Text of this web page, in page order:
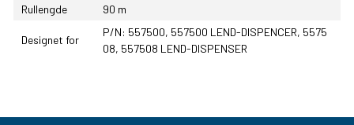
Rullengde
90 m
Designet for
P/N: 557500, 557500 LEND-DISPENCER, 5575
08, 557508 LEND-DISPENSER